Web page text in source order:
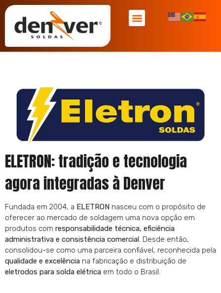
ELETRON: tradição e tecnologia
agora integradas à Denver
Fundada em 2004, a ELETRON nasceu com o propósito de
oferecer ao mercado de soldagem uma nova opção em
produtos com responsabilidade técnica, eficiência
administrativa e consistência comercial . Desde então,
consolidou-se como uma parceira confiável, reconhecida pela
qualidade e excelência na fabricação e distribuição de
eletrodos para solda elétrica em todo o Brasil.